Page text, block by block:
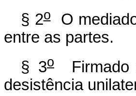
§ 2oO
entre as partes.
§ 3o
Firmado
desistência